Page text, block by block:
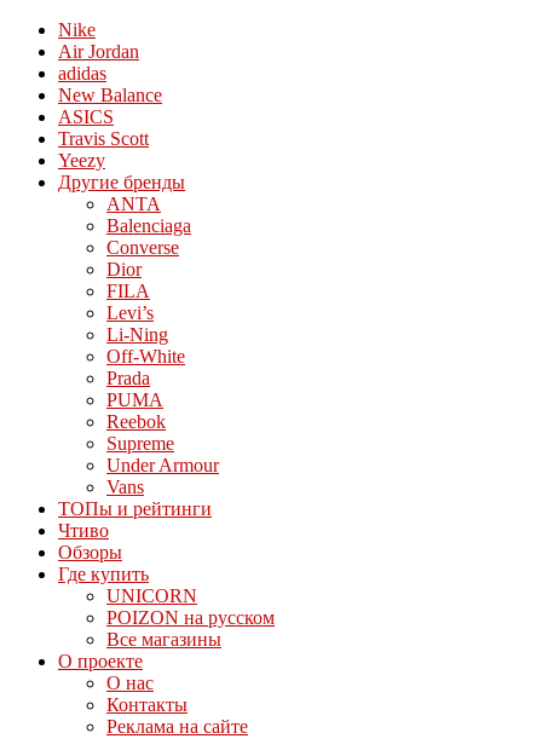
Nike
Air Jordan
adidas
New Balance
ASICS
Travis Scott
Yeezy
Другие бренды
ANTA
Balenciaga
Converse
Dior
FILA
Levi’s
Li-Ning
Off-White
Prada
PUMA
Reebok
Supreme
Under Armour
Vans
ТОПы и рейтинги
Чтиво
Обзоры
Где купить
UNICORN
POIZON на русском
Все магазины
О проекте
О нас
Контакты
Реклама на сайте